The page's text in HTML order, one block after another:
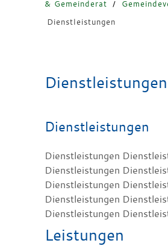
& Gemeinderat
/
Dienstleistungen
Dienstleistungen
Dienstleistungen
Dienstleistungen
Dienstleistungen
Dienstleistungen
Dienstleistungen
Dienstleistungen
Leistungen